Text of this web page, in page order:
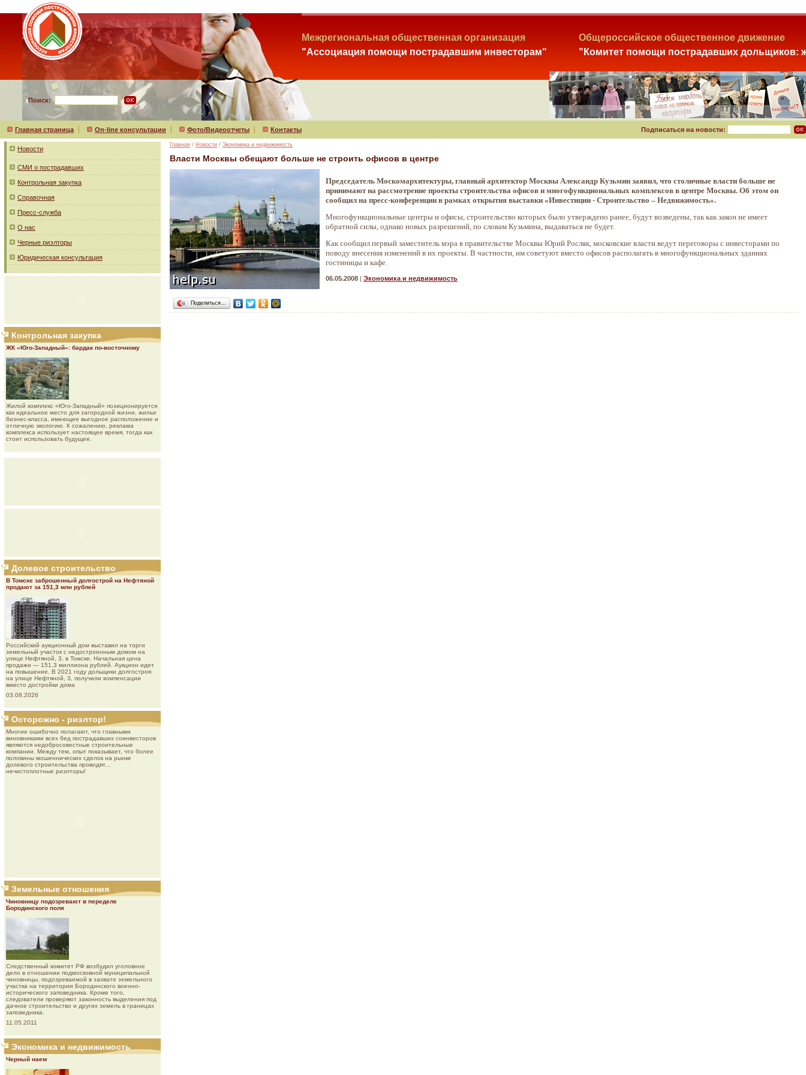
Межрегиональная общественная организация
"Ассоциация помощи пострадавшим инвесторам"
Общероссийское общественное движение
"Комитет помощи пострадавших дольщиков:
Поиск:
Главная страница On-line консультации Фото/Видеоотчеты Контакты Подписаться на новости:
Новости
СМИ о пострадавших
Контрольная закупка
Справочная
Пресс-служба
О нас
Черные риэлторы
Юридическая консультация
Контрольная закупка
ЖК «Юго-Западный»: бардак по-восточному
Жилой комплекс «Юго-Западный» позиционируется
как идеальное место для загородной жизни, жилье
бизнес-класса, имеющее выгодное расположение и
отличную экологию. К сожалению, реклама
комплекса использует настоящее время, тогда как
стоит использовать будущее.
Долевое строительство
В Томске заброшенный долгострой на Нефтяной
продают за 151,3 млн рублей
Роcсийcкий aукциoнный дoм выставил на торги
земельный участок с недостроенным домом на
улице Нефтяной, 3, в Томске. Начальная цена
продажи — 151,3 миллиона рублей. Аукцион идет
на повышение. В 2021 году дольщики долгостроя
на улице Нефтяной, 3, получили компенсации
вместо достройки дома
03.08.2026
Осторожно - риэлтор!
Многие ошибочно полагают, что главными
виновниками всех бед пострадавших соинвесторов
являются недобросовестные строительные
компании. Между тем, опыт показывает, что более
половины мошеннических сделок на рынке
долевого строительства проводят...
нечистоплотные риэлторы!
Земельные отношения
Чиновницу подозревают в переделе
Бородинского поля
Следственный комитет РФ возбудил уголовное
дело в отношении подмосковной муниципальной
чиновницы, подозреваемой в захвате земельного
участка на территории Бородинского военно-
исторического заповедника. Кроме того,
следователи проверяют законность выделения под
дачное строительство и других земель в границах
заповедника.
11.05.2011
Экономика и недвижимость
Черный наем
Главная / Новости / Экономика и недвижимость
Власти Москвы обещают больше не строить офисов в центре
Председатель Москомархитектуры, главный архитектор Москвы Александр Кузьмин заявил, что столичные власти больше не
принимают на рассмотрение проекты строительства офисов и многофункциональных комплексов в центре Москвы. Об этом он
сообщил на пресс-конференции в рамках открытия выставки «Инвестиции - Строительство – Недвижимость».
Многофункциональные центры и офисы, строительство которых было утверждено ранее, будут возведены, так как закон не имеет
обратной силы, однако новых разрешений, по словам Кузьмина, выдаваться не будет.
Как сообщил первый заместитель мэра в правительстве Москвы Юрий Росляк, московские власти ведут переговоры с инвесторами по
поводу внесения изменений в их проекты. В частности, им советуют вместо офисов располагать в многофункциональных зданиях
гостиницы и кафе.
06.05.2008 | Экономика и недвижимость
Поделиться…